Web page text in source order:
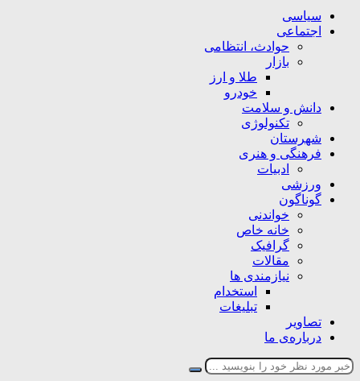
سیاسی
اجتماعی
حوادث، انتظامی
بازار
طلا و ارز
خودرو
دانش و سلامت
تکنولوژی
شهرستان
فرهنگی و هنری
ادبیات
ورزشی
گوناگون
خواندنی
خانه خاص
گرافیک
مقالات
نیازمندی ها
استخدام
تبلیغات
تصاویر
درباره‌ی ما